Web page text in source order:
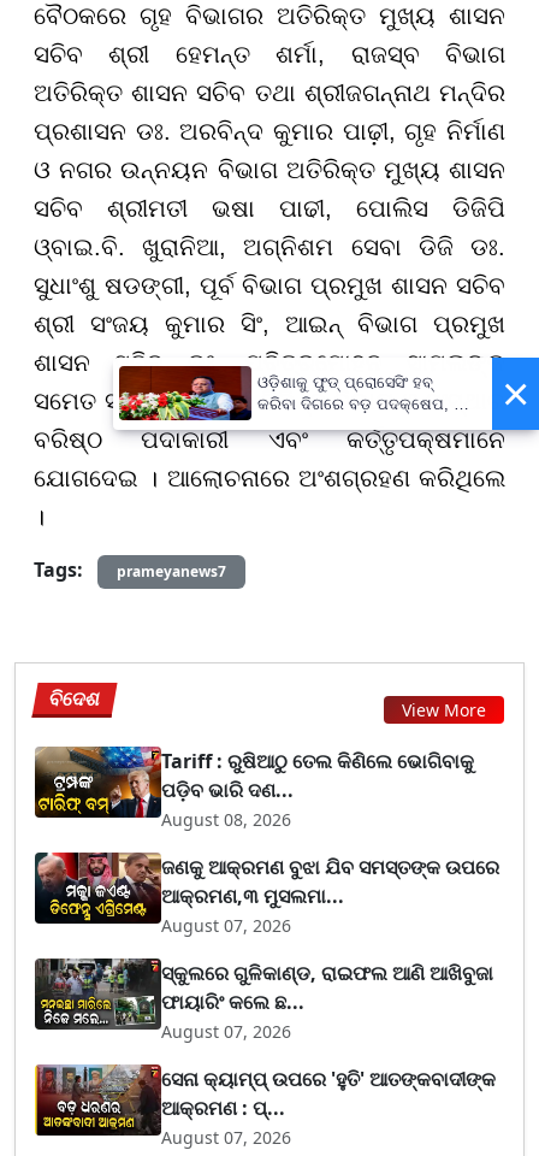
ବୈଠକରେ ଗୃହ ବିଭାଗର ଅତିରିକ୍ତ ମୁଖ୍ୟ ଶାସନ
ସଚିବ ଶ୍ରୀ ହେମନ୍ତ ଶର୍ମା, ରାଜସ୍ବ ବିଭାଗ
ଅତିରିକ୍ତ ଶାସନ ସଚିବ ତଥା ଶ୍ରୀଜଗନ୍ନାଥ ମନ୍ଦିର
ପ୍ରଶାସନ ଡଃ. ଅରବିନ୍ଦ କୁମାର ପାଢ଼ୀ, ଗୃହ ନିର୍ମାଣ
ଓ ନଗର ଉନ୍ନୟନ ବିଭାଗ ଅତିରିକ୍ତ ମୁଖ୍ୟ ଶାସନ
ସଚିବ ଶ୍ରୀମତୀ ଭଷା ପାଢୀ, ପୋଲିସ ଡିଜିପି
ଓ୍ବାଇ.ବି. ଖୁରାନିଆ, ଅଗ୍ନିଶମ ସେବା ଡିଜି ଡଃ.
ସୁଧାଂଶୁ ଷଡଙ୍ଗୀ, ପୂର୍ବ ବିଭାଗ ପ୍ରମୁଖ ଶାସନ ସଚିବ
ଶ୍ରୀ ସଂଜୟ କୁମାର ସିଂ, ଆଇନ୍ ବିଭାଗ ପ୍ରମୁଖ
ଶାସନ ସଚିବ ଡଃ. ପବିତ୍ରମୋହନ ସାମଲଙ୍କ
ସମେତ ସମ୍ପୃକ୍ତ ଅନ୍ୟ ବିଭିନ୍ନ ବିଭାଗ ଓ ସଂସ୍ଥାର
ବରିଷ୍ଠ ପଦାକାରୀ ଏବଂ କର୍ତ୍ତୃପକ୍ଷମାନେ
ଯୋଗଦେଇ । ଆଲୋଚନାରେ ଅଂଶଗ୍ରହଣ କରିଥିଲେ
।
Tags:
prameyanews7
ବିଦେଶ View More
Tariff : ରୁଷିଆଠୁ ତେଲ କିଣିଲେ ଭୋଗିବାକୁ
ପଡ଼ିବ ଭାରି ଦଣ...
August 08, 2026
ଜଣକୁ ଆକ୍ରମଣ ବୁଝା ଯିବ ସମସ୍ତଙ୍କ ଉପରେ
ଆକ୍ରମଣ,୩ ମୁସଲମା...
August 07, 2026
ସ୍କୁଲରେ ଗୁଳିକାଣ୍ଡ, ରାଇଫଲ ଆଣି ଆଖିବୁଜା
ଫାୟାରିଂ କଲେ ଛ...
August 07, 2026
ସେନା କ୍ୟାମ୍ପ୍ ଉପରେ 'ହୁତି' ଆତଙ୍କବାଦୀଙ୍କ
ଆକ୍ରମଣ : ପ୍...
August 07, 2026
×
ଓଡ଼ିଶାକୁ ଫୁଡ୍ ପ୍ରୋସେସିଂ ହବ୍
କରିବା ଦିଗରେ ବଡ଼ ପଦକ୍ଷେପ, ୪୨